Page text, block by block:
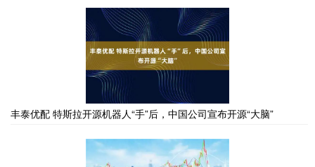
丰泰优配 特斯拉开源机器人“手”后，中国公司宣布开源“大脑”